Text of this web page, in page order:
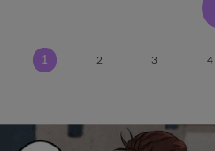
1 2 3 4